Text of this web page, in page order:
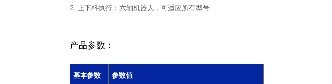
2. 上下料执行：六轴机器人，可适应所有型号
产品参数：
基本参数 参数值